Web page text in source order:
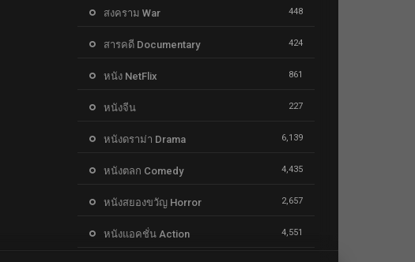
สงคราม War 448
สารคดี Documentary 424
หนัง NetFlix 861
หนังจีน 227
หนังดราม่า Drama 6,139
หนังตลก Comedy 4,435
หนังสยองขวัญ Horror 2,657
หนังแอคชั่น Action 4,551